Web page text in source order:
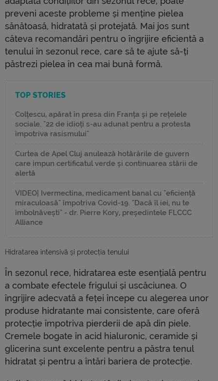
preveni aceste probleme și menține pielea
sănătoasă, hidratată și protejată. Mai jos sunt
câteva recomandări pentru o îngrijire eficientă a
tenului în sezonul rece, care să te ajute să-ți
păstrezi pielea în cea mai bună formă.
TOP STORIES
Colțescu, apărat în presa din Franța și pe rețelele
sociale. "22 de idioți s-au adunat pentru a protesta
împotriva rasismului"
Curtea de Apel Cluj anulează hotărârile de guvern
care impun certificatul verde și continuarea stării de
alertă
VIDEO| Ivermectina, medicament banal cu "eficiență
miraculoasă" împotriva Covid-19. "Dacă îl iei, nu te
îmbolnăvești" - dr. Pierre Kory, președintele FLCCC
Alliance
Hidratarea intensivă și protecția tenului
În sezonul rece, hidratarea este esențială pentru
a combate efectele frigului și uscăciunea. O
îngrijire adecvată a feței începe cu alegerea unor
produse hidratante mai consistente, care oferă
protecție împotriva pierderii de apă din piele.
Cremele bogate în acid hialuronic, ceramide și
glicerina sunt excelente pentru a păstra tenul
hidratat și pentru a întări bariera de protecție.